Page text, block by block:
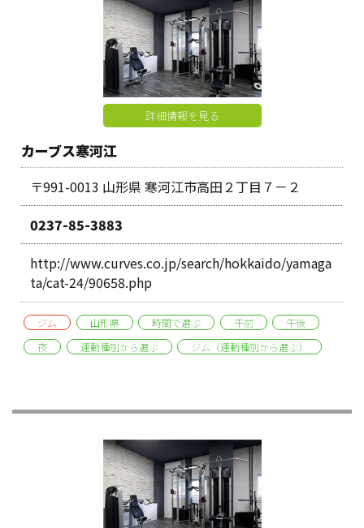
詳細情報を見る
カーブス寒河江
〒991-0013 山形県 寒河江市高田２丁目７－２
0237-85-3883
http://www.curves.co.jp/search/hokkaido/yamaga
ta/cat-24/90658.php
ジム 山形県 時間で選ぶ 午前
午後
夜
運動種別から選ぶ ジム（運動種別から選ぶ）